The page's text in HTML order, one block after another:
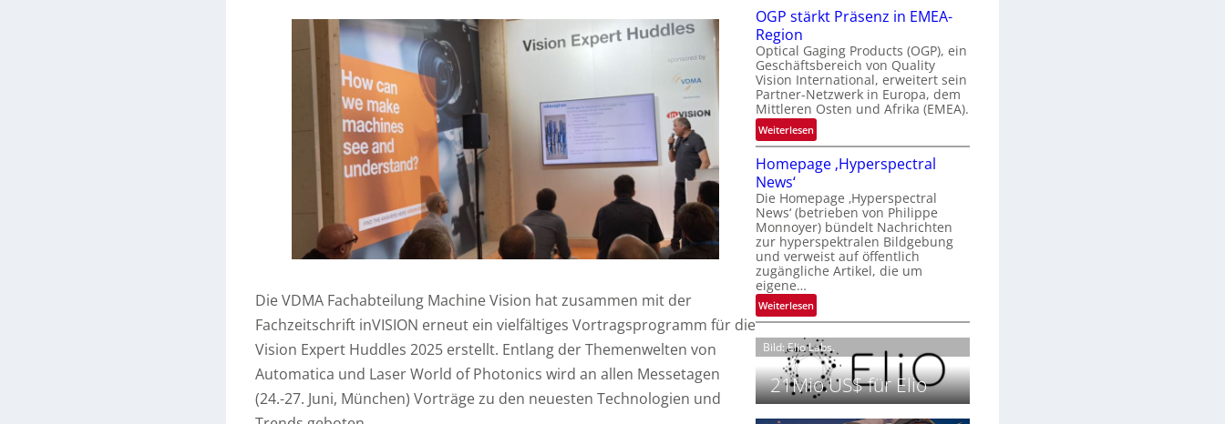
Die VDMA Fachabteilung Machine Vision hat zusammen mit der
Fachzeitschrift inVISION erneut ein vielfältiges Vortragsprogramm für die
Vision Expert Huddles 2025 erstellt. Entlang der Themenwelten von
Automatica und Laser World of Photonics wird an allen Messetagen
(24.-27. Juni, München) Vorträge zu den neuesten Technologien und
o
a
l
V
i
s
i
n
i
g
h
t
2
0
2
6
l
n
d
o
b
e
t
e
l
i
g
t
s
c
h
a
n
S
e
r
OGP stärkt Präsenz in EMEA-
Region
Optical Gaging Products (OGP), ein
Geschäftsbereich von Quality
Vision International, erweitert sein
Partner-Netzwerk in Europa, dem
Mittleren Osten und Afrika (EMEA).
Weiterlesen:
O
G
s
t
ä
r
k
P
r
ä
s
e
n
z
Homepage ‚Hyperspectral
News‘
Die Homepage ‚Hyperspectral
News‘ (betrieben von Philippe
Monnoyer) bündelt Nachrichten
zur hyperspektralen Bildgebung
und verweist auf öffentlich
zugängliche Artikel, die um
eigene…
Weiterlesen:
H
o
m
e
p
a
Bild: Elio Labs.
21Mio.US$ für Elio